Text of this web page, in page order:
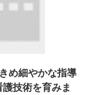
め細やかな指導
技術を育みま